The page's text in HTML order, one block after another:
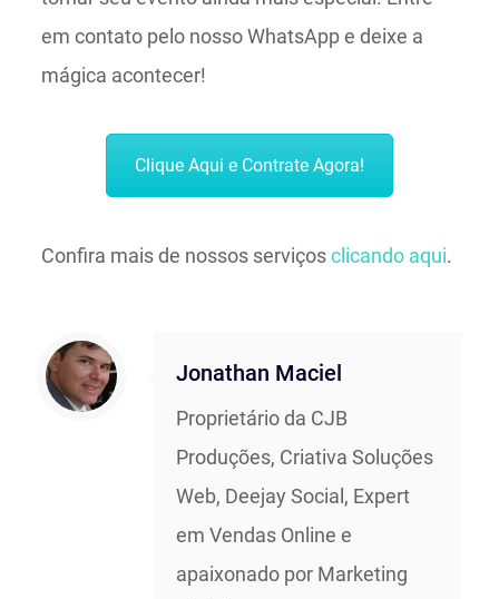
em contato pelo nosso WhatsApp e deixe a
mágica acontecer!
Clique Aqui e Contrate Agora!
Confira mais de nossos serviçosclicando aqui.
Jonathan Maciel
Proprietário da CJB
Produções, Criativa Soluções
Web, Deejay Social, Expert
em Vendas Online e
apaixonado por Marketing